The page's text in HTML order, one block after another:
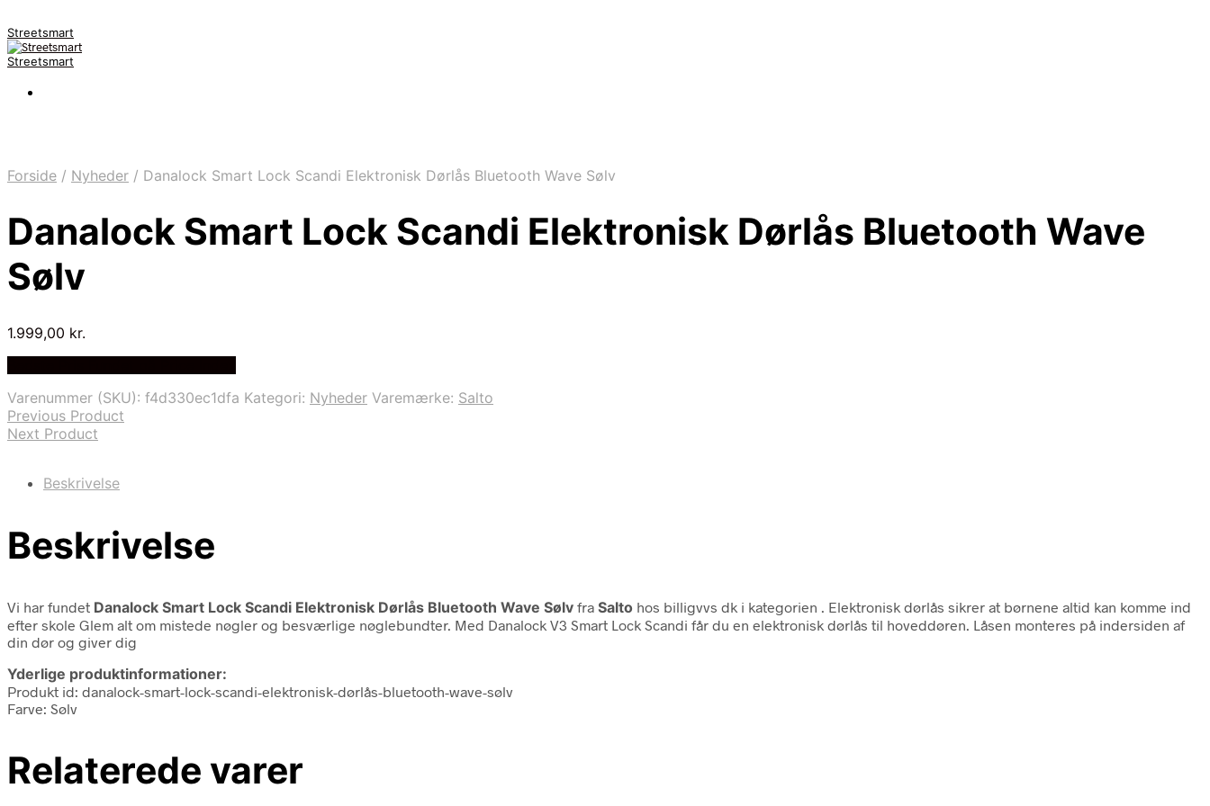
Streetsmart
Streetsmart
Forside / Nyheder / Danalock Smart Lock Scandi Elektronisk Dørlås Bluetooth Wave Sølv
Danalock Smart Lock Scandi Elektronisk Dørlås Bluetooth Wave
Sølv
1.999,00 kr.
Varenummer (SKU): f4d330ec1dfa Kategori: Nyheder Varemærke: Salto
Previous Product
Next Product
Beskrivelse
Beskrivelse
Vi har fundet Danalock Smart Lock Scandi Elektronisk Dørlås Bluetooth Wave Sølv fra Salto hos billigvvs dk i kategorien
. Elektronisk dørlås sikrer at børnene altid kan komme ind
efter skole Glem alt om mistede nøgler og besværlige nøglebundter. Med Danalock V3 Smart Lock Scandi får du en elektronisk dørlås til hoveddøren. Låsen monteres på indersiden af
din dør og giver dig
Yderlige produktinformationer:
Produkt id: danalock-smart-lock-scandi-elektronisk-dørlås-bluetooth-wave-sølv
Farve: Sølv
Relaterede varer